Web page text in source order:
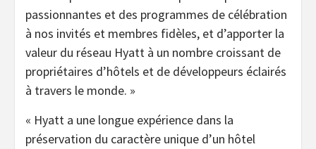
passionnantes et des programmes de célébration
à nos invités et membres fidèles, et d’apporter la
valeur du réseau Hyatt à un nombre croissant de
propriétaires d’hôtels et de développeurs éclairés
à travers le monde. »
« Hyatt a une longue expérience dans la
préservation du caractère unique d’un hôtel